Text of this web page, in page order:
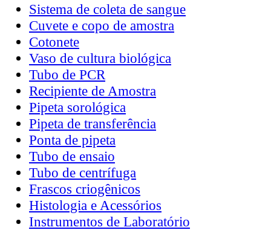
Sistema de coleta de sangue
Cuvete e copo de amostra
Cotonete
Vaso de cultura biológica
Tubo de PCR
Recipiente de Amostra
Pipeta sorológica
Pipeta de transferência
Ponta de pipeta
Tubo de ensaio
Tubo de centrífuga
Frascos criogênicos
Histologia e Acessórios
Instrumentos de Laboratório